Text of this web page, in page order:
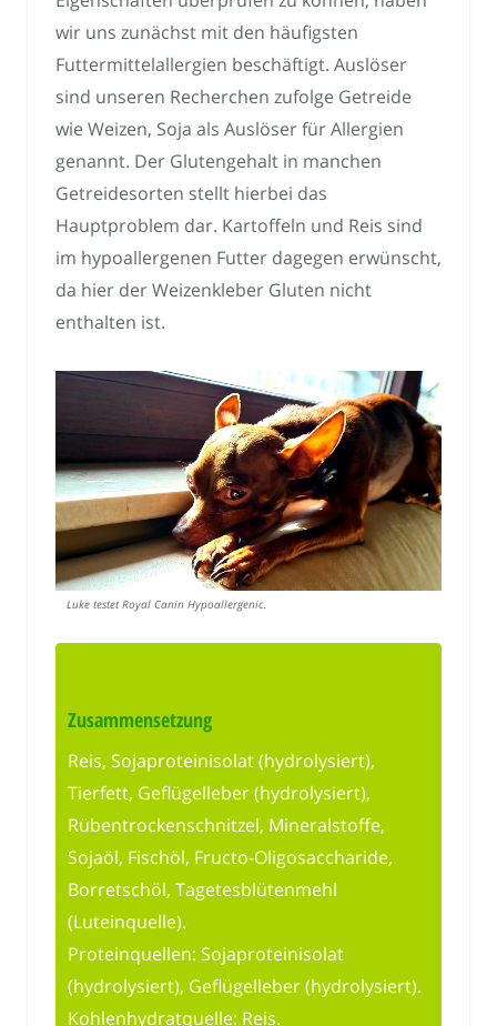
wir uns zunächst mit den häufigsten
Futtermittelallergien beschäftigt. Auslöser
sind unseren Recherchen zufolge Getreide
wie Weizen, Soja als Auslöser für Allergien
genannt. Der Glutengehalt in manchen
Getreidesorten stellt hierbei das
Hauptproblem dar. Kartoffeln und Reis sind
im hypoallergenen Futter dagegen erwünscht,
da hier der Weizenkleber Gluten nicht
enthalten ist.
Luke testet Royal Canin Hypoallergenic.
Zusammensetzung
Reis, Sojaproteinisolat (hydrolysiert),
Tierfett, Geflügelleber (hydrolysiert),
Rübentrockenschnitzel, Mineralstoffe,
Sojaöl, Fischöl, Fructo-Oligosaccharide,
Borretschöl, Tagetesblütenmehl
(Luteinquelle).
Proteinquellen: Sojaproteinisolat
(hydrolysiert), Geflügelleber (hydrolysiert).
Kohlenhydratquelle: Reis.